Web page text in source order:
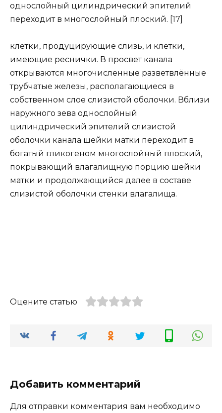
однослойный цилиндрический эпителий
переходит в многослойный плоский. [17]
клетки, продуцирующие слизь, и клетки,
имеющие реснички. В просвет канала
открываются многочисленные разветвлённые
трубчатые железы, располагающиеся в
собственном слое слизистой оболочки. Вблизи
наружного зева однослойный
цилиндрический эпителий слизистой
оболочки канала шейки матки переходит в
богатый гликогеном многослойный плоский,
покрывающий влагалищную порцию шейки
матки и продолжающийся далее в составе
слизистой оболочки стенки влагалища.
Оцените статью
Добавить комментарий
Для отправки комментария вам необходимо